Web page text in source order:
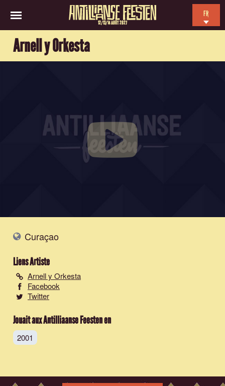
12/13/14 AOÛT 2027
FR
Arnell y Orkesta
Curaçao
Liens Artiste
Arnell y Orkesta
Facebook
Twitter
Jouait aux Antilliaanse Feesten en
2001